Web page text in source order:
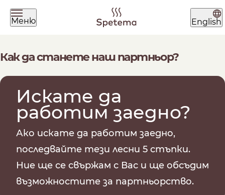
Меню English
Какво търсиш днес?
Намери твоето кафе по
начин на приготвяне
Как да станете наш партньор?
Искате да
работим заедно?
Ако искате да работим заедно,
последвайте тези лесни 5 стъпки.
Ние ще се свържам с Вас и ще обсъдим
възможностите за партньорство.